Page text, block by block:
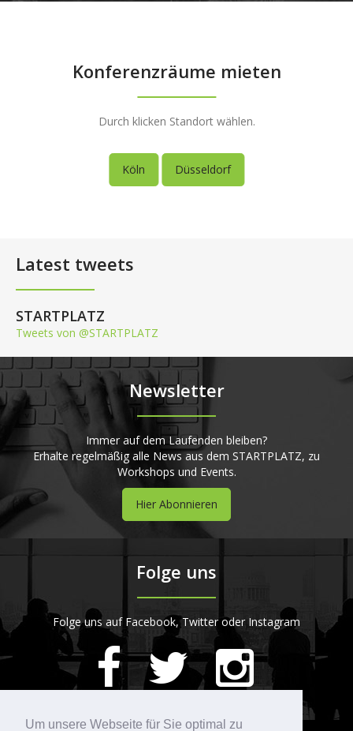
Um unsere Webseite für Sie optimal zu
Konferenzräume mieten
Durch klicken Standort wählen.
Köln Düsseldorf
Latest tweets
STARTPLATZ
Tweets von @STARTPLATZ
Newsletter
Immer auf dem Laufenden bleiben?
Erhalte regelmäßig alle News aus dem STARTPLATZ, zu
Workshops und Events.
Hier Abonnieren
Folge uns
Folge uns auf Facebook, Twitter oder Instagram
420Bewertungen auf ProvenExpert.com